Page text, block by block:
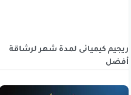
ريجيم كيميائى لمدة شهر لرشاقة
أفضل